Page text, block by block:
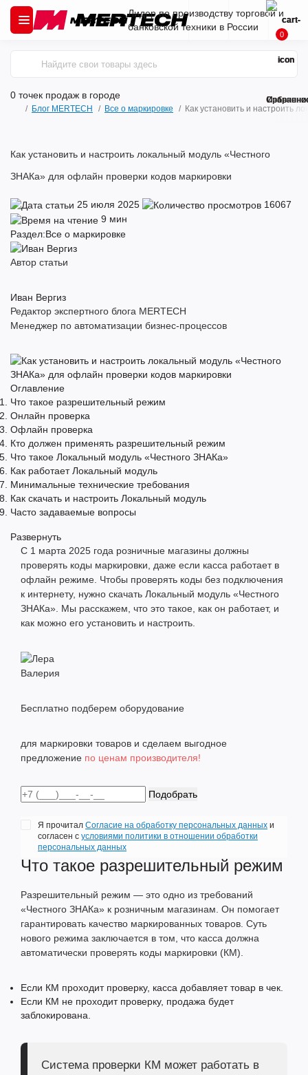
Лидер по производству торговой и
банковской техники в России
0 точек продаж в городе
0
Блог MERTECH Все о маркировке Как установить и настроить
Как установить и настроить локальный модуль «Честного
ЗНАКа» для офлайн проверки кодов маркировки
25 июля 2025
16067
9 мин
Раздел:Все о маркировке
Автор статьи
Иван Вергиз
Редактор экспертного блога MERTECH
Менеджер по автоматизации бизнес-процессов
Оглавление
Что такое разрешительный режим
Онлайн проверка
Офлайн проверка
Кто должен применять разрешительный режим
Что такое Локальный модуль «Честного ЗНАКа»
Как работает Локальный модуль
Минимальные технические требования
Как скачать и настроить Локальный модуль
Часто задаваемые вопросы
Развернуть
С 1 марта 2025 года розничные магазины должны
проверять коды маркировки, даже если касса работает в
офлайн режиме. Чтобы проверять коды без подключения
к интернету, нужно скачать Локальный модуль «Честного
ЗНАКа». Мы расскажем, что это такое, как он работает, и
как можно его установить и настроить.
Валерия
Бесплатно подберем оборудование
для маркировки товаров и сделаем выгодное
предложение по ценам производителя!
Подобрать
Я прочитал Согласие на обработку персональных данных и
согласен с условиями политики в отношении обработки
персональных данных
Что такое разрешительный режим
Разрешительный режим — это одно из требований
«Честного ЗНАКа» к розничным магазинам. Он помогает
гарантировать качество маркированных товаров. Суть
нового режима заключается в том, что касса должна
автоматически проверять коды маркировки (КМ).
Если КМ проходит проверку, касса добавляет товар в чек.
Если КМ не проходит проверку, продажа будет
заблокирована.
Система проверки КМ может работать в